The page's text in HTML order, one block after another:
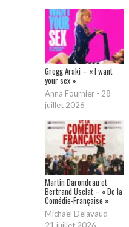
Gregg Araki – « I want
your sex »
Anna Fournier - 28
juillet 2026
Martin Darondeau et
Bertrand Usclat – « De la
Comédie-Française »
Michaël Delavaud -